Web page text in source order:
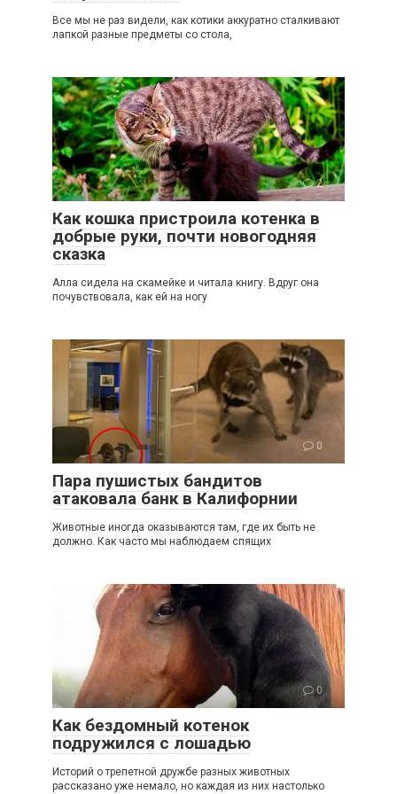
Все мы не раз видели, как котики аккуратно сталкивают
лапкой разные предметы со стола,
2
Как кошка пристроила котенка в
добрые руки, почти новогодняя
сказка
Алла сидела на скамейке и читала книгу. Вдруг она
почувствовала, как ей на ногу
0
Пара пушистых бандитов
атаковала банк в Калифорнии
Животные иногда оказываются там, где их быть не
должно. Как часто мы наблюдаем спящих
0
Как бездомный котенок
подружился с лошадью
Историй о трепетной дружбе разных животных
рассказано уже немало, но каждая из них настолько